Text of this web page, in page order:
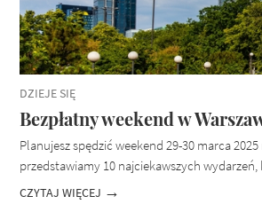
DZIEJE SIĘ
Bezpłatny weekend w
Planujesz spędzić weekend 29-30 marca
przedstawiamy 10 najciekawszych
CZYTAJ WIĘCEJ